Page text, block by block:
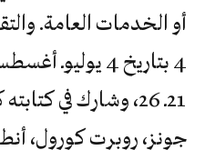
21ـ 26، وشارك في
جونز، روبرت كورول،